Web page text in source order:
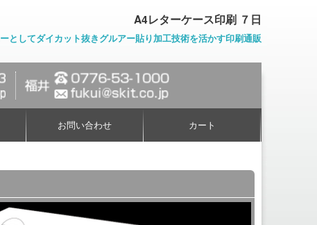
A4レターケース印刷 ７日
としてダイカット抜きグルアー貼り加工技術を活かす印刷通販
お問い合わせ カート